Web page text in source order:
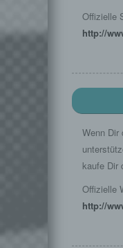
Offizielle
http://
Wenn Dir
kaufe Dir
Offizielle
http://